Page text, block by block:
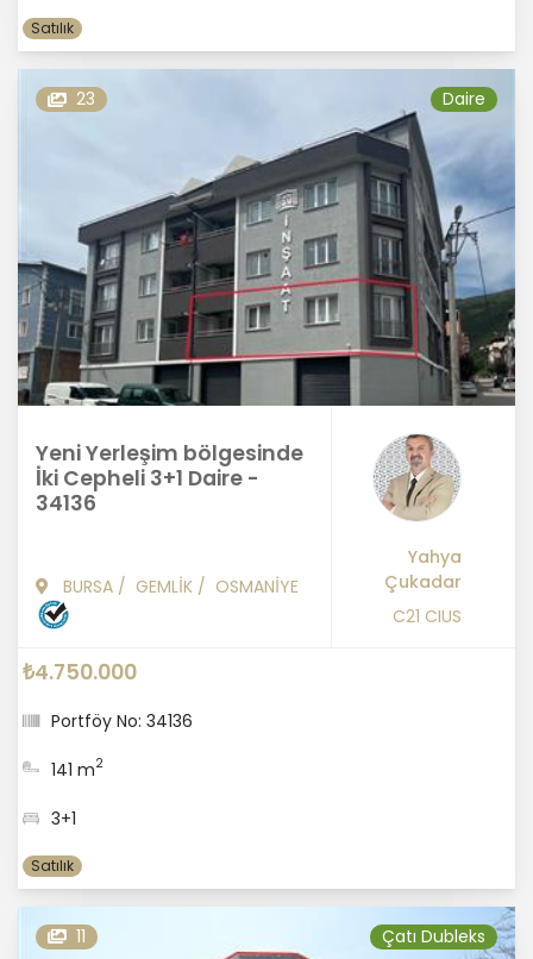
Satılık
23 Daire
Yeni Yerleşim bölgesinde
İki Cepheli 3+1 Daire -
34136
BURSA / GEMLİK / OSMANİYE
Yahya
Çukadar
C21 CIUS
₺4.750.000
Portföy No: 34136
141 m2
3+1
Satılık
11 Çatı Dubleks